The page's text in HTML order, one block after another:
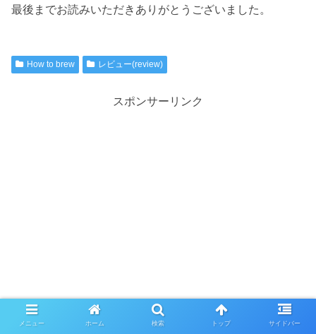
最後までお読みいただきありがとうございました。
How to brew レビュー(review)
スポンサーリンク
メニュー ホーム 検索 トップ サイドバー